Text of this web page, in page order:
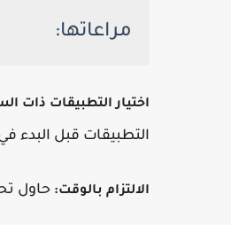
مراعاتها:
اختيار التطبيقات ذات
التطبيقات قبل البدء
الالتزام بالوقت: حاول